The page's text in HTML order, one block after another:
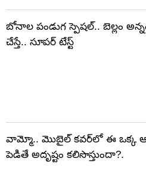
బోనాల పండుగ స్పెషల్.. బెల్లం
చేస్తే.. సూపర్ టేస్ట్
వామ్మో.. మొబైల్ కవర్‌లో ఈ ఒక్క
పెడితే అదృష్టం కలిసొస్తుందా?.